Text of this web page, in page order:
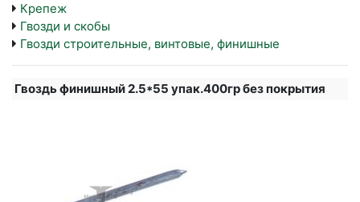
Крепеж
Гвозди и скобы
Гвозди строительные, винтовые, финишные
Гвоздь финишный 2.5*55 упак.400гр без покрытия